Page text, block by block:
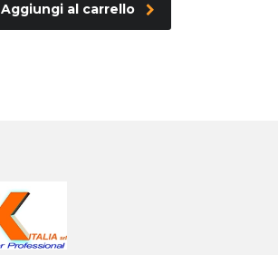
Aggiungi al carrello